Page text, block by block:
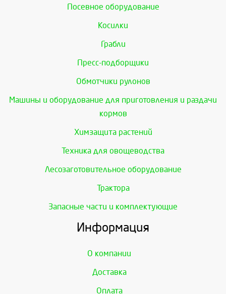
Посевное оборудование
Косилки
Грабли
Пресс-подборщики
Обмотчики рулонов
Машины и оборудование для приготовления и раздачи
кормов
Химзащита растений
Техника для овощеводства
Лесозаготовительное оборудование
Трактора
Запасные части и комплектующие
Информация
О компании
Доставка
Оплата